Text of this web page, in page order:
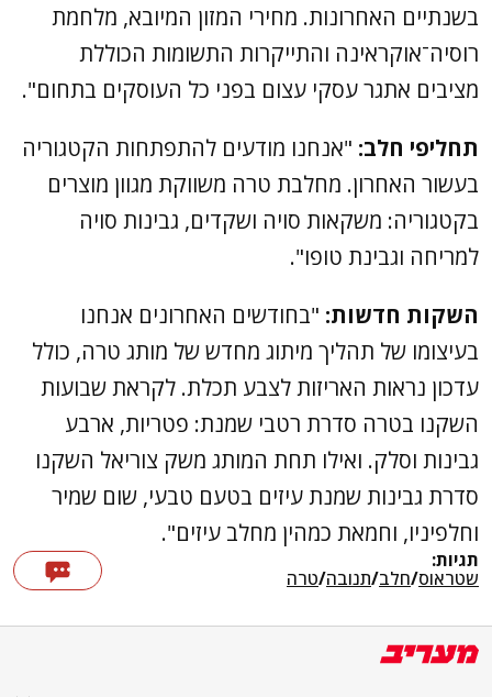
בשנתיים האחרונות. מחירי המזון המיובא, מלחמת
רוסיה־אוקראינה והתייקרות התשומות הכוללת
מציבים אתגר עסקי עצום בפני כל העוסקים בתחום".
תחליפי חלב: "אנחנו מודעים להתפתחות הקטגוריה
בעשור האחרון. מחלבת טרה משווקת מגוון מוצרים
בקטגוריה: משקאות סויה ושקדים, גבינות סויה
למריחה וגבינת טופו".
השקות חדשות: "בחודשים האחרונים אנחנו
בעיצומו של תהליך מיתוג מחדש של מותג טרה, כולל
עדכון נראות האריזות לצבע תכלת. לקראת שבועות
השקנו בטרה סדרת רטבי שמנת: פטריות, ארבע
גבינות וסלק. ואילו תחת המותג משק צוריאל השקנו
סדרת גבינות שמנת עיזים בטעם טבעי, שום שמיר
וחלפיניו, וחמאת כמהין מחלב עיזים".
תגיות:
שטראוס/חלב/תנובה/טרה